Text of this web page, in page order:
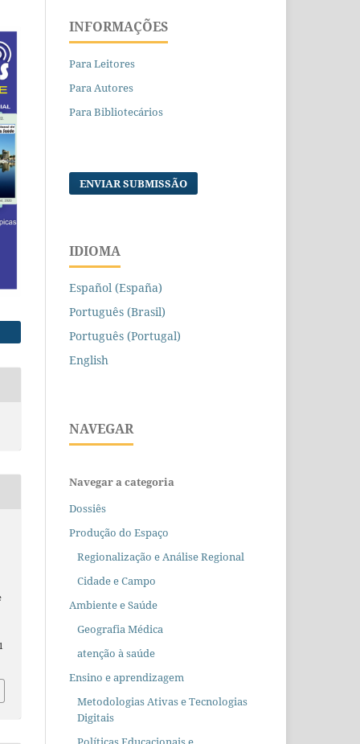
INFORMAÇÕES
Para Leitores
Para Autores
Para Bibliotecários
ENVIAR SUBMISSÃO
IDIOMA
Español (España)
Português (Brasil)
Português (Portugal)
English
NAVEGAR
Navegar a categoria
Dossiês
Produção do Espaço
Regionalização e Análise Regional
Cidade e Campo
Ambiente e Saúde
Geografia Médica
atenção à saúde
Ensino e aprendizagem
Metodologias Ativas e Tecnologias
Digitais